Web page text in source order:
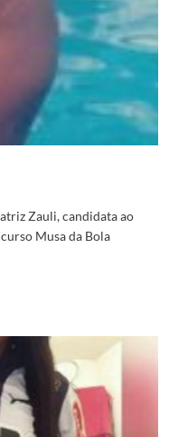
Zauli, candidata ao
Musa da Bola